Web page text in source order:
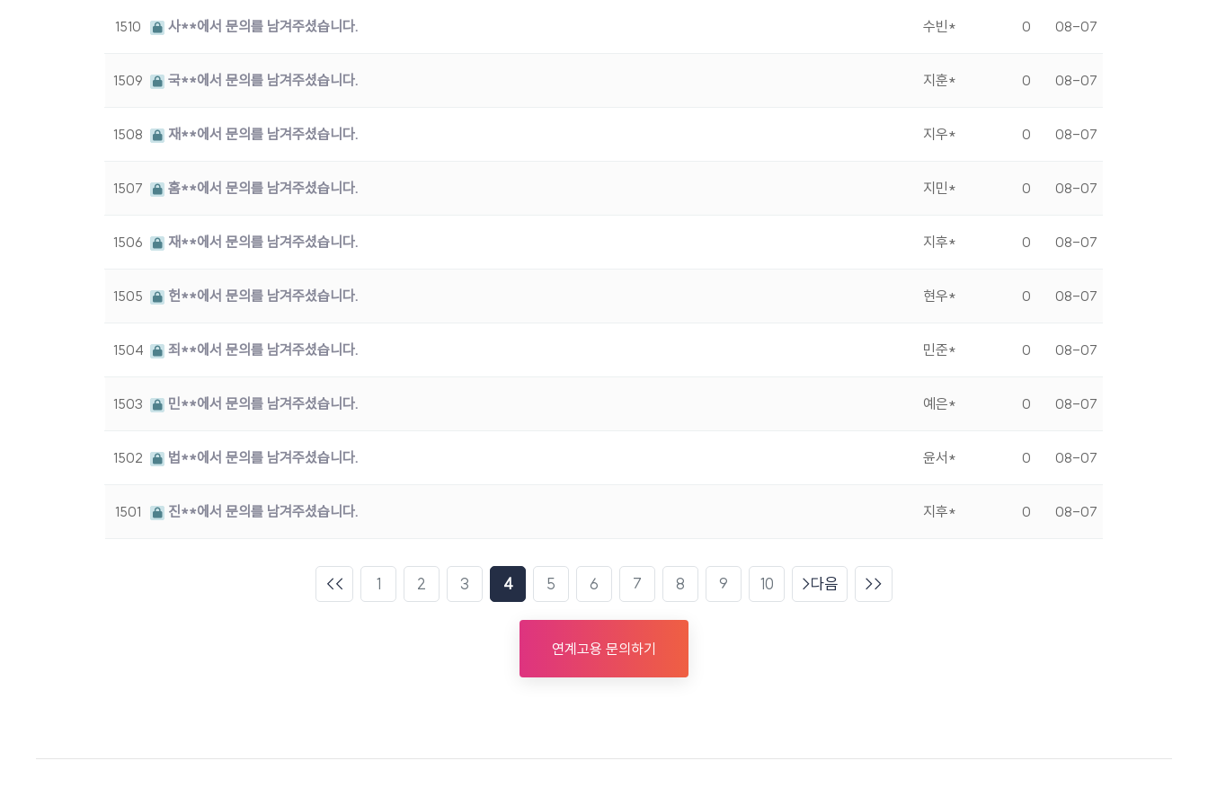
1510 사**에서 문의를 남겨주셨습니다. 수빈* 0 08-07
1509 국**에서 문의를 남겨주셨습니다. 지훈* 0 08-07
1508 재**에서 문의를 남겨주셨습니다. 지우* 0 08-07
1507 홈**에서 문의를 남겨주셨습니다. 지민* 0 08-07
1506 재**에서 문의를 남겨주셨습니다. 지후* 0 08-07
1505 헌**에서 문의를 남겨주셨습니다. 현우* 0 08-07
1504 죄**에서 문의를 남겨주셨습니다. 민준* 0 08-07
1503 민**에서 문의를 남겨주셨습니다. 예은* 0 08-07
1502 법**에서 문의를 남겨주셨습니다. 윤서* 0 08-07
1501 진**에서 문의를 남겨주셨습니다. 지후* 0 08-07
1 2 3 4 5 6 7 8 9 10 다음
연계고용 문의하기